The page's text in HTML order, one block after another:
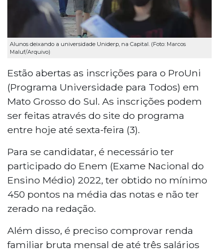
Alunos deixando a universidade Uniderp, na Capital. (Foto: Marcos
Maluf/Arquivo)
Estão abertas as inscrições para o ProUni
(Programa Universidade para Todos) em
Mato Grosso do Sul. As inscrições podem
ser feitas através do site do programa
entre hoje até sexta-feira (3).
Para se candidatar, é necessário ter
participado do Enem (Exame Nacional do
Ensino Médio) 2022, ter obtido no mínimo
450 pontos na média das notas e não ter
zerado na redação.
Além disso, é preciso comprovar renda
familiar bruta mensal de até três salários